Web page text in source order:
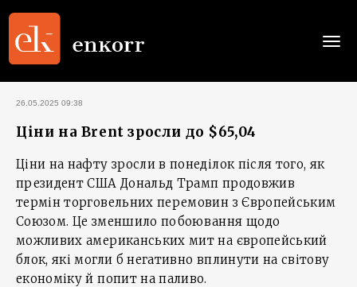
26.05.2025 09:38
Ціни на Brent зросли до $65,04
Ціни на нафту зросли в понеділок після того, як
президент США Дональд Трамп продовжив
термін торговельних перемовин з Європейським
Союзом. Це зменшило побоювання щодо
можливих американських мит на європейський
блок, які могли б негативно вплинути на світову
економіку й попит на паливо.